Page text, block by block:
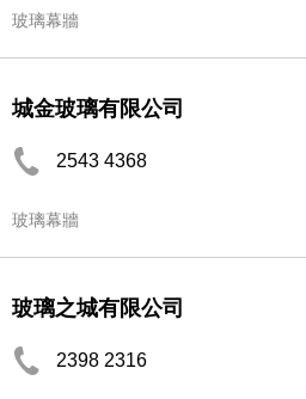
玻璃幕牆
城金玻璃有限公司
2543 4368
玻璃幕牆
玻璃之城有限公司
2398 2316